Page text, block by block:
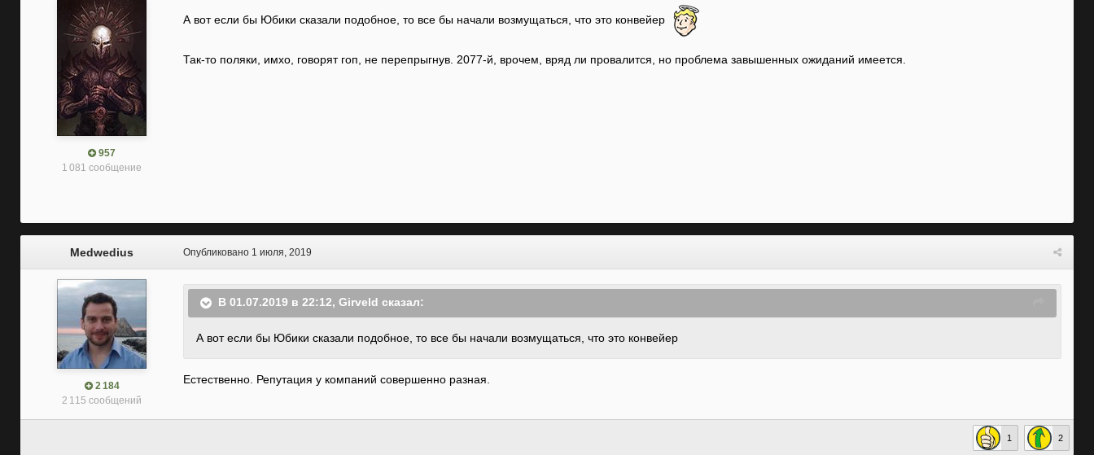
957
1 081 сообщение
А вот если бы Юбики сказали подобное, то все бы начали возмущаться, что это конвейер
Так-то поляки, имхо, говорят гоп, не перепрыгнув. 2077-й, врочем, вряд ли провалится, но проблема завышенных ожиданий имеется.
Medwedius
2 184
2 115 сообщений
Опубликовано 1 июля, 2019
В 01.07.2019 в 22:12, Girveld сказал:
А вот если бы Юбики сказали подобное, то все бы начали возмущаться, что это конвейер
Естественно. Репутация у компаний совершенно разная.
1 2